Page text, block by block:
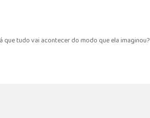
tudo vai acontecer do modo que ela imaginou?